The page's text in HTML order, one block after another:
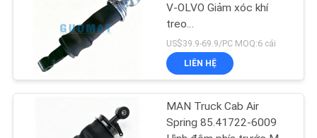
VW Air Shocks
V-OLVO Giảm xóc khí
treo
3172984/1629719/1629724
US$39.9-69.9/PC MOQ:6 cái
LIÊN HỆ
MAN Truck Cab Air
Spring 85.41722-6009